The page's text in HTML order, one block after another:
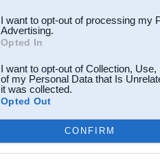
I want to opt-out of processing my
Advertising.
Opted In
I want to opt-out of Collection,
of my Personal Data that Is
it was collected.
Opted Out
CONFIRM